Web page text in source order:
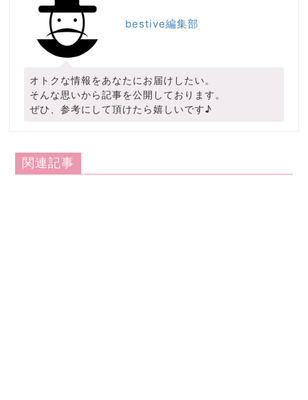
bestive編集部
オトクな情報をあなたにお届けしたい。
そんな思いから記事を公開しております。
ぜひ、参考にして頂けたら嬉しいです♪
関連記事